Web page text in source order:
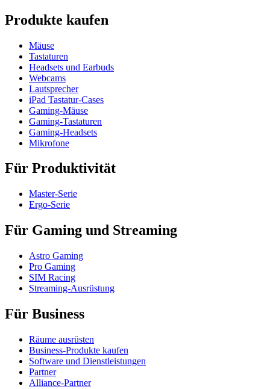
Produkte kaufen
Mäuse
Tastaturen
Headsets und Earbuds
Webcams
Lautsprecher
iPad Tastatur-Cases
Gaming-Mäuse
Gaming-Tastaturen
Gaming-Headsets
Mikrofone
Für Produktivität
Master-Serie
Ergo-Serie
Für Gaming und Streaming
Astro Gaming
Pro Gaming
SIM Racing
Streaming-Ausrüstung
Für Business
Räume ausrüsten
Business-Produkte kaufen
Software und Dienstleistungen
Partner
Alliance-Partner